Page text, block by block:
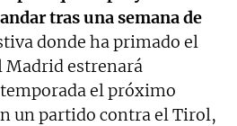
tras una semana de
donde ha primado el
Madrid estrenará
el próximo
un partido contra el Tirol,